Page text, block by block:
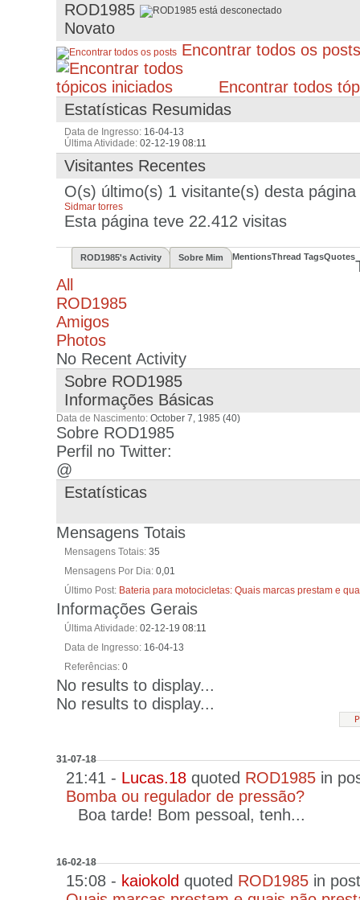
ROD1985
Novato
Encontrar todos os posts
Encontrar todos
Estatísticas Resumidas
Data de Ingresso 16-04-13
Última Atividade 02-12-19 08:11
Visitantes Recentes
O(s) último(s) 1 visitante(s) desta
Sidmar torres
Esta página teve 22.412 visitas
ROD1985's Activity Sobre Mim MentionsThread TagsQuotes
All
ROD1985
Amigos
Photos
No Recent Activity
Sobre ROD1985
Informações Básicas
Data de Nascimento October 7, 1985 (40)
Sobre ROD1985
Perfil no Twitter:
@
Estatísticas
Mensagens Totais
Mensagens Totais 35
Mensagens Por Dia 0,01
Último Post Bateria para motocicletas: Quais marcas prestam e
Informações Gerais
Última Atividade 02-12-19 08:11
Data de Ingresso 16-04-13
Referências 0
No results to display...
No results to display...
31-07-18
21:41 - Lucas.18 quoted ROD1985 in
Bomba ou regulador de pressão?
Boa tarde! Bom pessoal, tenh...
16-02-18
15:08 - kaiokold quoted ROD1985 in